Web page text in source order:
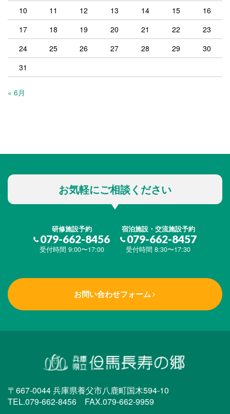
10
11 12 13 14 15
16
17
18 19 20 21 22
23
24
25 26 27 28 29
30
31
« 6月
お気軽にご相談ください
研修施設予約
079-662-8456
受付時間 9:00〜17:00
宿泊施設・交流施設予約
079-662-8457
受付時間 8:30〜17:30
お問い合わせフォーム
〒667-0044 兵庫県養父市八鹿町国木594-10
TEL.079-662-8456 FAX.079-662-9959